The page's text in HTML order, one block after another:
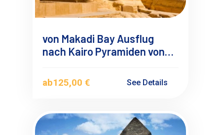
von Makadi Bay Ausflug
nach Kairo Pyramiden von
ab125,00 € See Details